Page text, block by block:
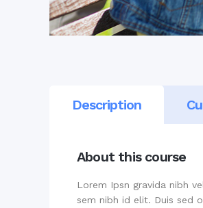
Description
About this course
Lorem Ipsn gravida nibh
sem nibh id elit. Duis sed